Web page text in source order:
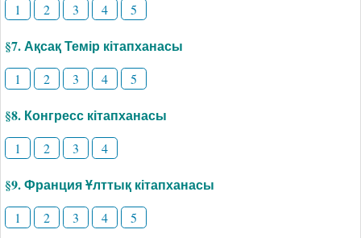
1 2 3 4 5
§7. Ақсақ Темір кітапханасы
1 2 3 4 5
§8. Конгресс кітапханасы
1 2 3 4
§9. Франция Ұлттық кітапханасы
1 2 3 4 5